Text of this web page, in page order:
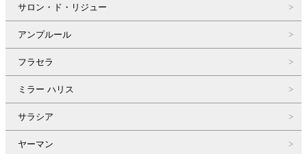
サロン・ド・リジュー
アンプルール
フラセラ
ミラー ハリス
サラシア
ヤーマン